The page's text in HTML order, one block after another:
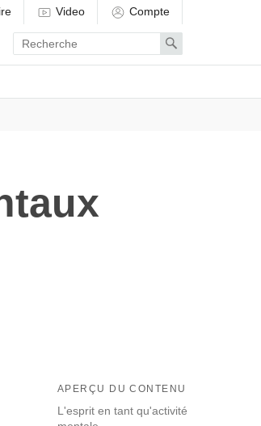
Video Compte
Enter
search
term
Search
APERÇU DU CONTENU
L'esprit en tant qu'activité